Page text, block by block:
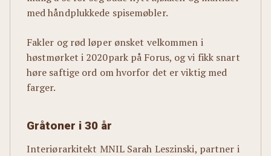
med håndplukkede spisemøbler.
Fakler og rød løper ønsket velkommen i
høstmørket i 2020park på Forus, og vi fikk snart
høre saftige ord om hvorfor det er viktig med
farger.
Gråtoner i 30 år
Interiørarkitekt MNIL Sarah Leszinski, partner i